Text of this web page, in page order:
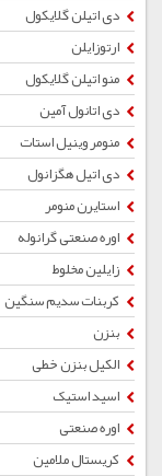
دی اتیلن گلایکول
ارتوزایلن
منو اتیلن گلایکول
دی اتانول آمین
منومر وینیل استات
دی اتیل هگزانول
استایرن منومر
اوره صنعتی گرانوله
زایلین مخلوط
کربنات سدیم سنگین
بنزن
الکیل بنزن خطی
اسید استیک
اوره صنعتی
کریستال ملامین